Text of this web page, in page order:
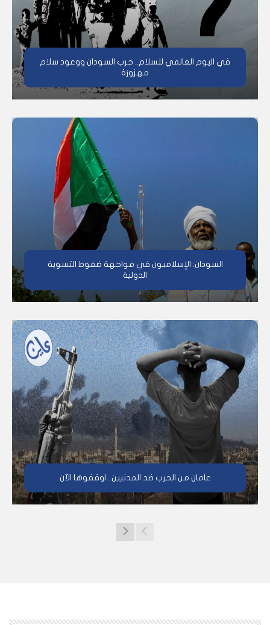
في اليوم العالمي للسلام.. حرب السودان ووعود سلام
مهزوزة
السودان: الإسلاميون في مواجهة ضغوط التسوية
الدولية
عامان من الحرب ضد المدنيين.. اوقفوها الآن